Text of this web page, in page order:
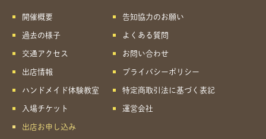
開催概要
過去の様子
交通アクセス
出店情報
ハンドメイド体験教室
入場チケット
出店お申し込み
告知協力のお願い
よくある質問
お問い合わせ
プライバシーポリシー
特定商取引法に基づく表記
運営会社